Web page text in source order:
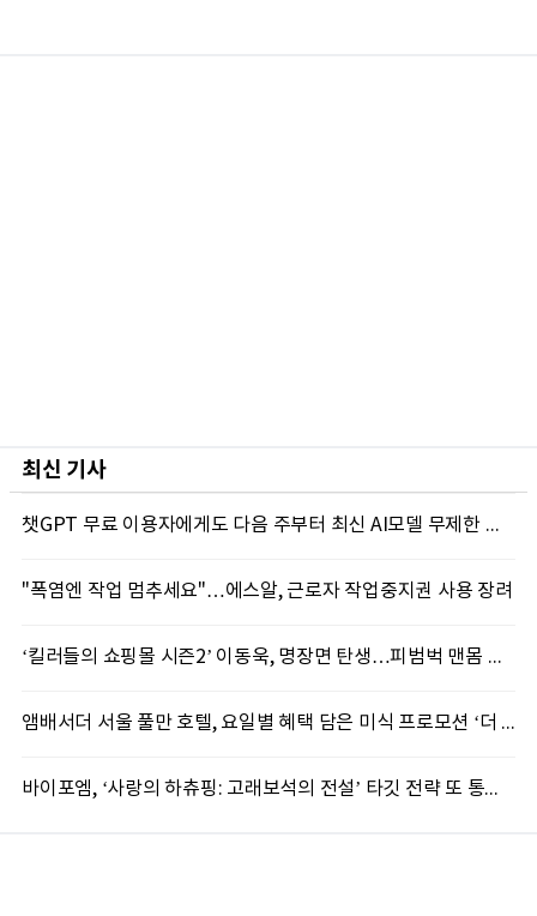
최신 기사
챗GPT 무료 이용자에게도 다음 주부터 최신 AI모델 무제한 제공...오픈AI, GPT-5.6 '루나' 모델 제한없이 제공키로
"폭염엔 작업 멈추세요"…에스알, 근로자 작업중지권 사용 장려
‘킬러들의 쇼핑몰 시즌2’ 이동욱, 명장면 탄생…피범벅 맨몸 액션 ‘감탄’
앰배서더 서울 풀만 호텔, 요일별 혜택 담은 미식 프로모션 ‘더 킹스 : 다이닝 프리빌리지즈’ 선봬
바이포엠, ‘사랑의 하츄핑: 고래보석의 전설’ 타깃 전략 또 통했다